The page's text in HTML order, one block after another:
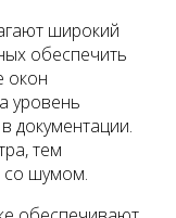
широкий
обеспечить
окон
уровень
документации.
тем
со шумом.